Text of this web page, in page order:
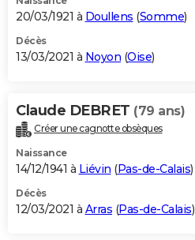
20/03/1921 à Doullens (Somme)
Décès
13/03/2021 à Noyon (Oise)
Claude DEBRET (79 ans)
Créer une cagnotte obsèques
Naissance
14/12/1941 à Liévin (Pas-de-Calais)
Décès
12/03/2021 à Arras (Pas-de-Calais)